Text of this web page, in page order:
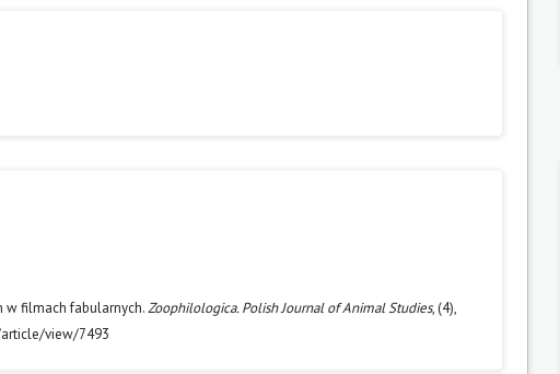
w filmach fabularnych.Zoophilologica. Polish Journal of Animal Studies, (4),
article/view/7493